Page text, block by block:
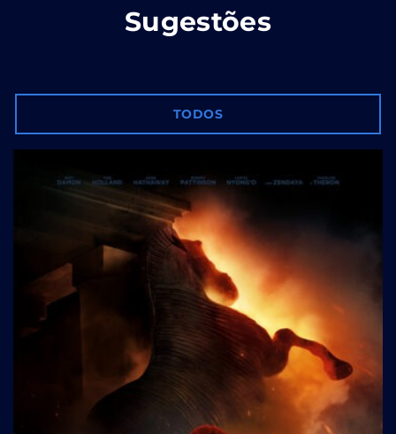
Sugestões
TODOS